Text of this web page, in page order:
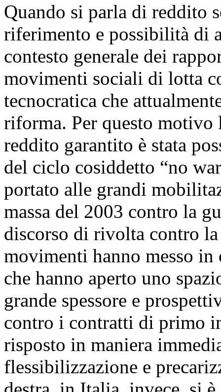
Quando si parla di reddito
riferimento e possibilità di
contesto generale dei
movimenti sociali di lotta
tecnocratica che
riforma. Per questo motivo
reddito garantito è stata
del ciclo cosiddetto “no
portato alle grandi
massa del 2003 contro la
discorso di rivolta contro
movimenti hanno messo
che hanno aperto uno
grande spessore e
contro i contratti di primo
risposto in maniera
flessibilizzazione e